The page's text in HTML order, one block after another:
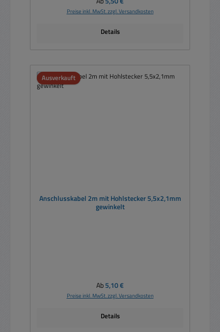
Preise inkl. MwSt. zzgl. Versandkosten
Details
Ausverkauft
Anschlusskabel 2m mit Hohlstecker 5,5x2,1mm
gewinkelt
Regulärer Preis:
Ab5,10 €
Preise inkl. MwSt. zzgl. Versandkosten
Details